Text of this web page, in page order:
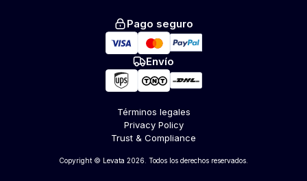
Pago seguro
Envío
Términos legales
Privacy Policy
Trust & Compliance
Copyright © Levata 2026. Todos los derechos reservados.